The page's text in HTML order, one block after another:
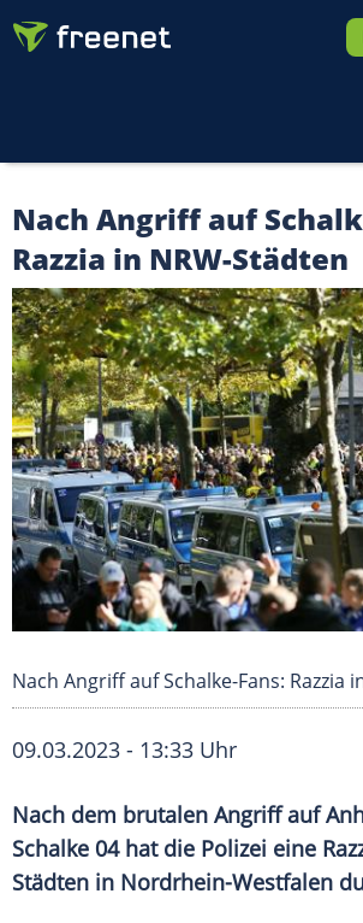
Nach Angriff auf
Razzia in NRW-Städten
Nach Angriff auf Schalke-Fans: Razzia
09.03.2023 - 13:33 Uhr
Nach dem brutalen Angriff auf
Schalke 04 hat die Polizei eine
Städten in Nordrhein-Westfalen